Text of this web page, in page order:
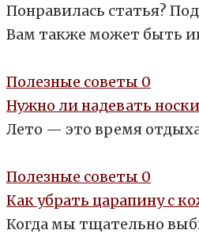
Понравилась статья?
Вам также может быть
Полезные советы 0
Нужно ли надевать
Лето — это время
Полезные советы 0
Как убрать царапину с
Когда мы тщательно